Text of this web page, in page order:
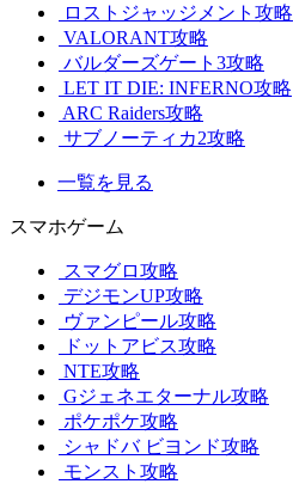
ロストジャッジメント攻略
VALORANT攻略
バルダーズゲート3攻略
LET IT DIE: INFERNO攻略
ARC Raiders攻略
サブノーティカ2攻略
一覧を見る
スマホゲーム
スマグロ攻略
デジモンUP攻略
ヴァンピール攻略
ドットアビス攻略
NTE攻略
Gジェネエターナル攻略
ポケポケ攻略
シャドバ ビヨンド攻略
モンスト攻略